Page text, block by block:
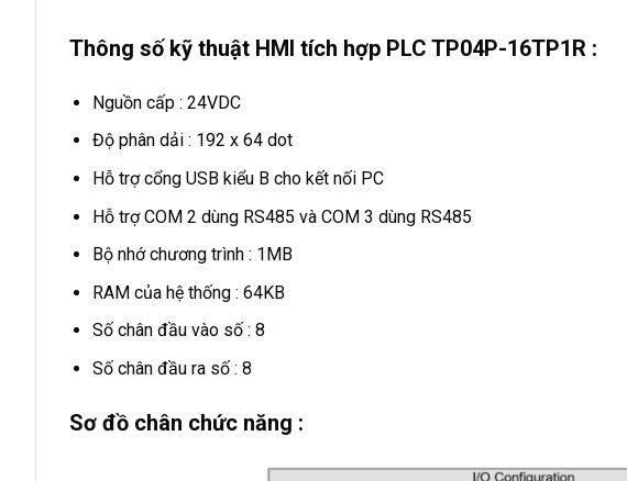
Thông số kỹ thuật HMI tích hợp PLC TP04P-16TP1R :
Nguồn cấp : 24VDC
Độ phân dải : 192 x 64 dot
Hỗ trợ cổng USB kiểu B cho kết nối PC
Hỗ trợ COM 2 dùng RS485 và COM 3 dùng RS485
Bộ nhớ chương trình : 1MB
RAM của hệ thống : 64KB
Số chân đầu vào số : 8
Số chân đầu ra số : 8
Sơ đồ chân chức năng :